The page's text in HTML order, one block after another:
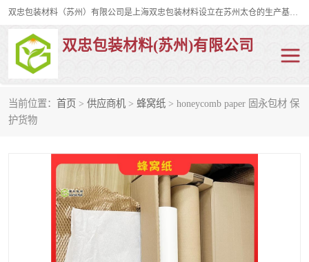
双忠包装材料（苏州）有限公司是上海双忠包装材料设立在苏州太仓的生产基地，占地约2万平米，产品主要有打孔缠绕膜，拉伸蜂窝纸，集装箱充气袋，滑托板，打包带，裹包网兜，防滑纸等箱体和托盘的运输和保护性包材。固永包材®，GooYon Pack®，是我们保护性包装材料的专属品牌。
双忠包装材料(苏州)有限公司
当前位置： 首页 > 供应商机 > 蜂窝纸 > honeycomb paper 固永包材 保
护货物
打孔缠绕膜
裹包网兜 纤维打包带
充气袋
缠绕膜
托盘裹包网兜